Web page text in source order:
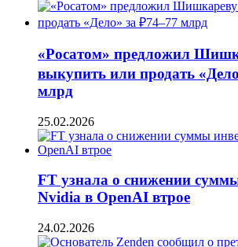
«Росатом» предложил
выкупить или продать
млрд
25.02.2026
FT узнала о снижении
Nvidia в OpenAI втрое
24.02.2026